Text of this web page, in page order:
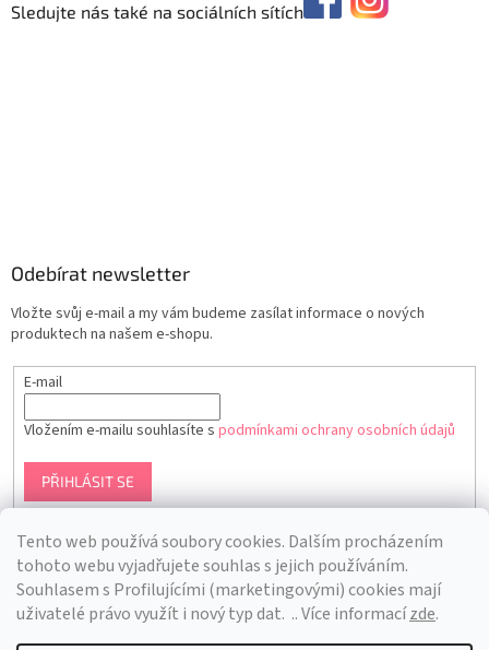
Tento web používá soubory cookies. Dalším procházením
tohoto webu vyjadřujete souhlas s jejich používáním.
Souhlasem s Profilujícími (marketingovými) cookies mají
uživatelé právo využít i nový typ dat. .. Více informacízde.
Sledujte nás také na sociálních sítích
Odebírat newsletter
Vložte svůj e-mail a my vám budeme zasílat informace o nových
produktech na našem e-shopu.
E-mail
Vložením e-mailu souhlasíte s podmínkami ochrany osobních údajů
PŘIHLÁSIT SE